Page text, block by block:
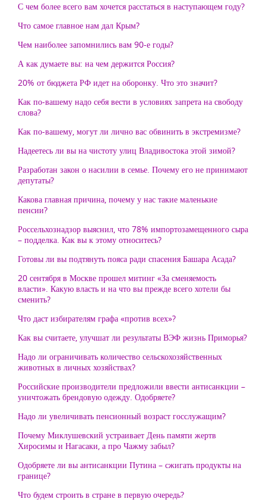
С чем более всего вам хочется расстаться в наступающем году?
Что самое главное нам дал Крым?
Чем наиболее запомнились вам 90-е годы?
А как думаете вы: на чем держится Россия?
20% от бюджета РФ идет на оборонку. Что это значит?
Как по-вашему надо себя вести в условиях запрета на свободу
слова?
Как по-вашему, могут ли лично вас обвинить в экстремизме?
Надеетесь ли вы на чистоту улиц Владивостока этой зимой?
Разработан закон о насилии в семье. Почему его не принимают
депутаты?
Какова главная причина, почему у нас такие маленькие
пенсии?
Россельхознадзор выяснил, что 78% импортозамещенного сыра
– подделка. Как вы к этому относитесь?
Готовы ли вы подтянуть пояса ради спасения Башара Асада?
20 сентября в Москве прошел митинг «За сменяемость
власти». Какую власть и на что вы прежде всего хотели бы
сменить?
Что даст избирателям графа «против всех»?
Как вы считаете, улучшат ли результаты ВЭФ жизнь Приморья?
Надо ли ограничивать количество сельскохозяйственных
животных в личных хозяйствах?
Российские производители предложили ввести антисанкции –
уничтожать брендовую одежду. Одобряете?
Надо ли увеличивать пенсионный возраст госслужащим?
Почему Миклушевский устраивает День памяти жертв
Хиросимы и Нагасаки, а про Чажму забыл?
Одобряете ли вы антисанкции Путина – сжигать продукты на
границе?
Что будем строить в стране в первую очередь?